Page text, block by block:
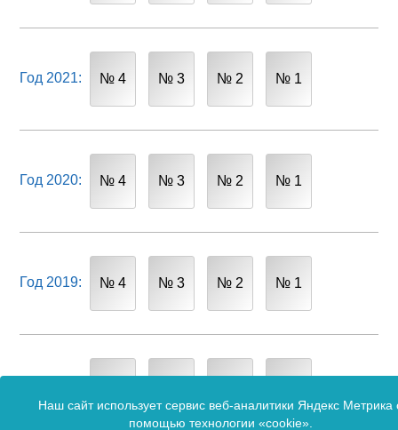
Год 2021: № 4 № 3 № 2 № 1
Год 2020: № 4 № 3 № 2 № 1
Год 2019: № 4 № 3 № 2 № 1
Наш сайт использует сервис веб-аналитики Яндекс Метрика
помощью технологии «cookie».